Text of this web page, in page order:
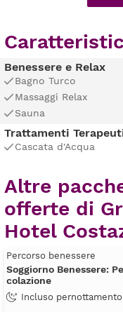
Benessere e Relax
Bagno Turco
Massaggi Relax
Sauna
Trattamenti
Cascata d'Acqua
Altre
offerte di
Hotel
Percorso benessere
Soggiorno Benessere:
colazione
Incluso pernottamento